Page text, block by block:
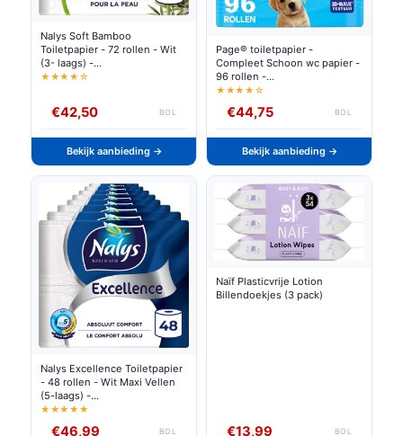
Nalys Soft Bamboo
Toiletpapier - 72 rollen - Wit
(3- laags) -
Voordeelverpakking -
★★★★☆
€42,50 BOL
Bekijk aanbieding →
Page® toiletpapier -
Compleet Schoon wc papier -
96 rollen -
Voordeelverpakking
★★★★☆
€44,75 BOL
Bekijk aanbieding →
Nalys Excellence Toiletpapier
- 48 rollen - Wit Maxi Vellen
(5-laags) -
Voordeelverpakking -
★★★★★
€46,99 BOL
Naïf Plasticvrije Lotion
Billendoekjes (3 pack)
€13,99 BOL